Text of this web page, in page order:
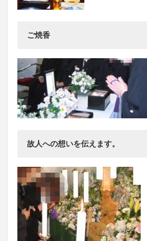
ご焼香
故人への想いを伝えます。